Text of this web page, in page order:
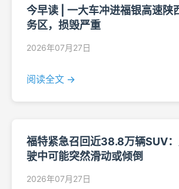
今早读 | 一大车冲进福银高速陕
务区，损毁严重
2026年07月27日
阅读全文 →
福特紧急召回近38.8万辆SUV
驶中可能突然滑动或倾倒
2026年07月27日